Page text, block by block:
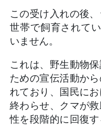
この受け入れの後
世帯で飼育されて
いません。
これは、野生動物
ための宣伝活動か
れており、国民に
終わらせ、クマが
性を段階的に回復